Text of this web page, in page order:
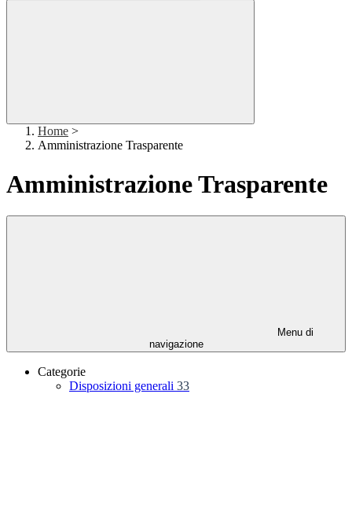
Home >
Amministrazione Trasparente
Amministrazione Trasparente
Menu di
navigazione
Categorie
Disposizioni generali 33